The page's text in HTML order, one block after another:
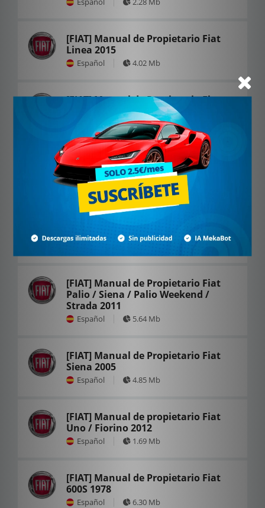
[FIAT] Manual de Propietario Fiat
Linea 2015
Español 4.02 Mb
[FIAT] Manual de Propietario Fiat
Uno 2015
Español 10.88 Mb
[FIAT] Manual de Propietario Fiat
500C 2020
Español 11.82 Mb
[JEEP] Manual de Propietario Fiat
Ducato 2006
[FIAT] Manual de Propietario Fiat
Palio / Siena / Palio Weekend /
Strada 2011
Español 5.64 Mb
[FIAT] Manual de Propietario Fiat
Siena 2005
Español 4.85 Mb
[FIAT] Manual de propietario Fiat
Uno / Fiorino 2012
Español 1.69 Mb
[FIAT] Manual de Propietario Fiat
600S 1978
Español 6.30 Mb